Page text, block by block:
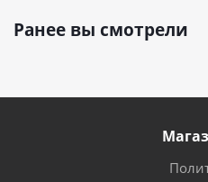
Ранее вы смотрели